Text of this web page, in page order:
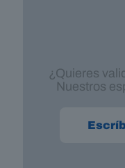
¿Quieres
Nuestros